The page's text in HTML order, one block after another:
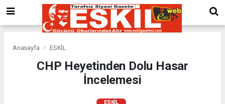
Anasayfa ESKİL
CHP Heyetinden Dolu Hasar
İncelemesi
ESKİL